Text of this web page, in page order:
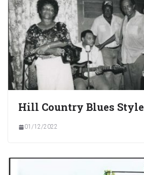
Hill Country Blues Style
01/12/2022